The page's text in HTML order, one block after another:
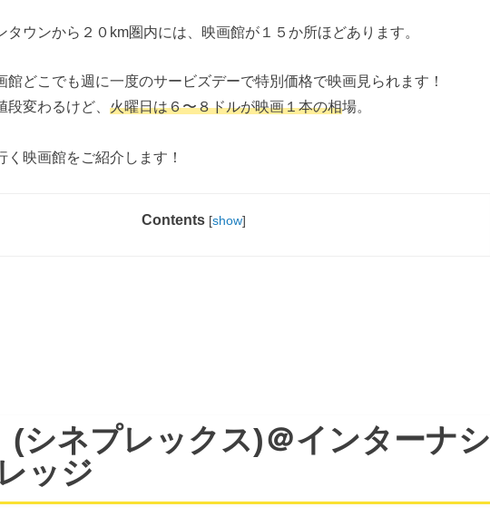
タウンから２０km圏内には、映画館が１５か所ほどあります。
館どこでも週に一度のサービズデーで特別価格で映画見られます！
変わるけど、 火曜日は６〜８ドルが映画１本の相場。
映画館をご紹介します！
Contents [show]
シネプレックス)＠インターナシ
ッジ